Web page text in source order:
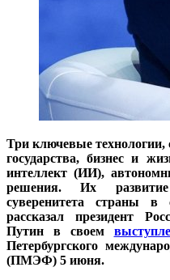
Три ключевые технологии,
государства, бизнес и
интеллект (ИИ),
решения. Их
суверенитета страны
рассказал президент
Путин в своем
Петербургского
(ПМЭФ) 5 июня.